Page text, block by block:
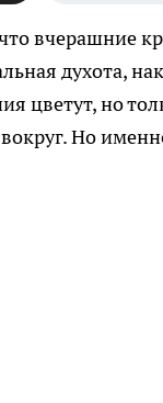
вчерашние
духота,
цветут, но
Но